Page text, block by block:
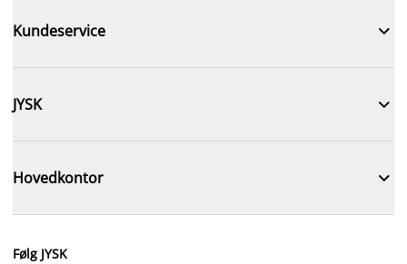
Kundeservice 
JYSK 
Hovedkontor 
Følg JYSK